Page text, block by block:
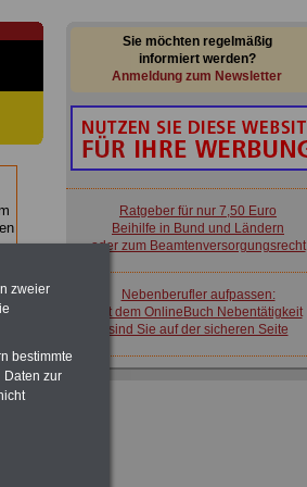
Sie möchten regelmäßig
informiert werden?
Anmeldung zum Newsletter
Ratgeber für nur 7,50 Euro
Beihilfe in Bund und Ländern
oder zum Beamtenversorgungsrecht
Nebenberufler aufpassen:
mit dem OnlineBuch Nebentätigkeit
sind Sie auf der sicheren Seite
zweier
bestimmte
Daten zur